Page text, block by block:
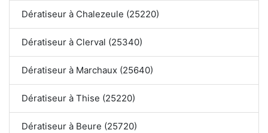
Dératiseur à Chalezeule (25220)
Dératiseur à Clerval (25340)
Dératiseur à Marchaux (25640)
Dératiseur à Thise (25220)
Dératiseur à Beure (25720)